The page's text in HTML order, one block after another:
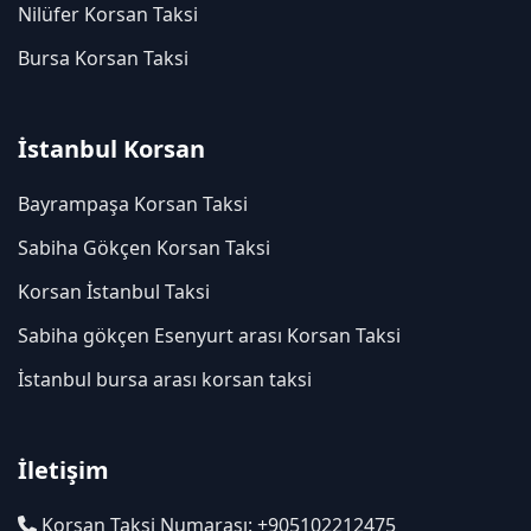
Nilüfer Korsan Taksi
Bursa Korsan Taksi
İstanbul Korsan
Bayrampaşa Korsan Taksi
Sabiha Gökçen Korsan Taksi
Korsan İstanbul Taksi
Sabiha gökçen Esenyurt arası Korsan Taksi
İstanbul bursa arası korsan taksi
İletişim
Korsan Taksi Numarası: +905102212475